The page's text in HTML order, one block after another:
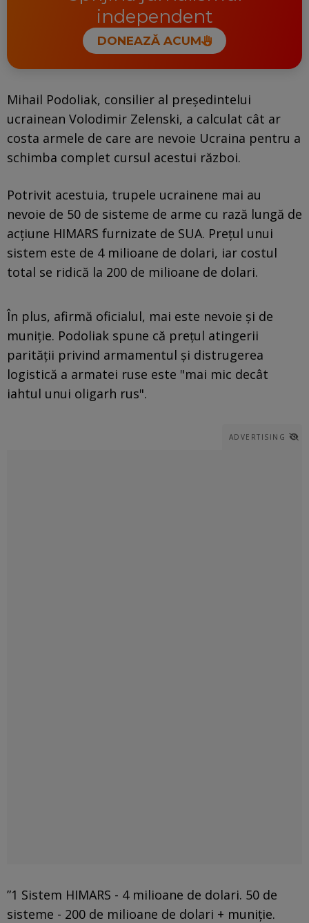
independent
DONEAZĂ ACUM
Mihail Podoliak, consilier al preşedintelui
ucrainean Volodimir Zelenski, a calculat cât ar
costa armele de care are nevoie Ucraina pentru a
schimba complet cursul acestui război.
Potrivit acestuia, trupele ucrainene mai au
nevoie de 50 de sisteme de arme cu rază lungă de
acțiune HIMARS furnizate de SUA. Prețul unui
sistem este de 4 milioane de dolari, iar costul
total se ridică la 200 de milioane de dolari.
În plus, afirmă oficialul, mai este nevoie și de
muniție. Podoliak spune că prețul atingerii
parității privind armamentul și distrugerea
logistică a armatei ruse este "mai mic decât
iahtul unui oligarh rus".
ADVERTISING
”1 Sistem HIMARS - 4 milioane de dolari. 50 de
sisteme - 200 de milioane de dolari + muniție.